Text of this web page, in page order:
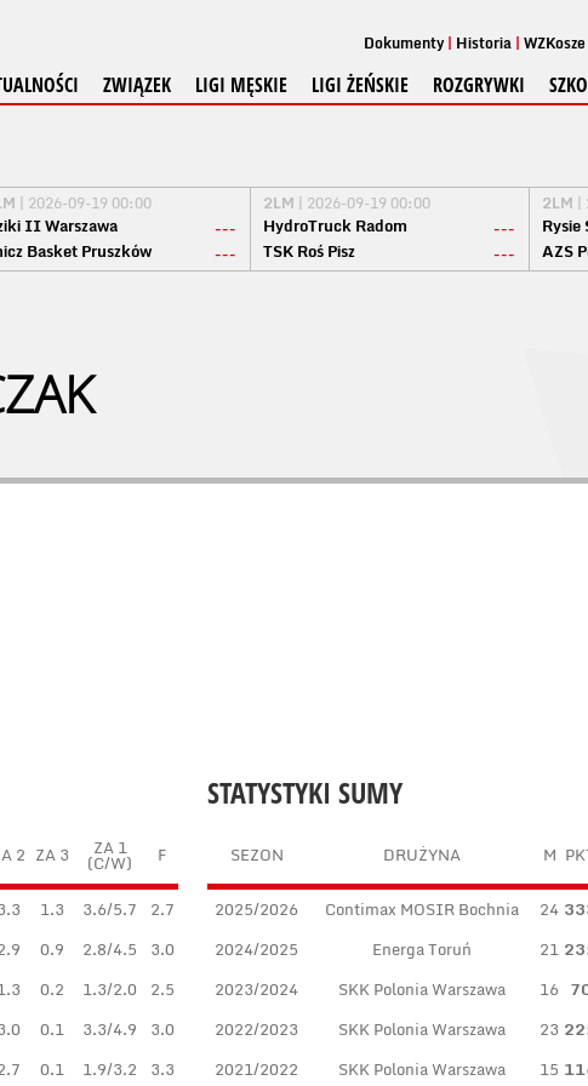
Dokumenty Historia WZKosze
ZWIĄZEK LIGI MĘSKIE LIGI ŻEŃSKIE ROZGRYWKI
| 2026-09-19 00:00
II Warszawa
---
Basket Pruszków
---
2LM | 2026-09-19 00:00
HydroTruck Radom
---
TSK Roś Pisz
---
2LM |
Rysie
AZS
STATYSTYKI SUMY
SEZON DRUŻYNA M
2025/2026 Contimax MOSIR Bochnia 24
2024/2025
Energa Toruń 21
2023/2024
SKK Polonia Warszawa 16
2022/2023
SKK Polonia Warszawa 23
2021/2022
SKK Polonia Warszawa 15
2 ZA 3 ZA 1
(C/W) F
1.3 3.6/5.7 2.7
0.9 2.8/4.5 3.0
0.2 1.3/2.0 2.5
0.1 3.3/4.9 3.0
0.1 1.9/3.2 3.3